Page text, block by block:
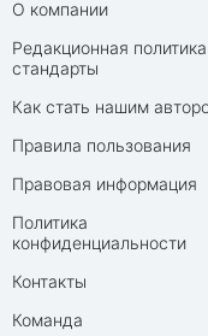
О компании
Редакционная
стандарты
Как стать нашим
Правила пользования
Правовая информация
Политика
конфиденциальности
Контакты
Команда